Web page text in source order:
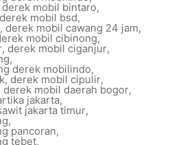
derek mobil bintaro,
derek mobil bsd,
, derek mobil cawang 24 jam,
mobil cibinong,
, derek mobil ciganjur,
,
derek mobilindo,
,derek mobil cipulir,
derek mobil daerah bogor,
jakarta,
jakarta timur,
,
pancoran,
tebet,